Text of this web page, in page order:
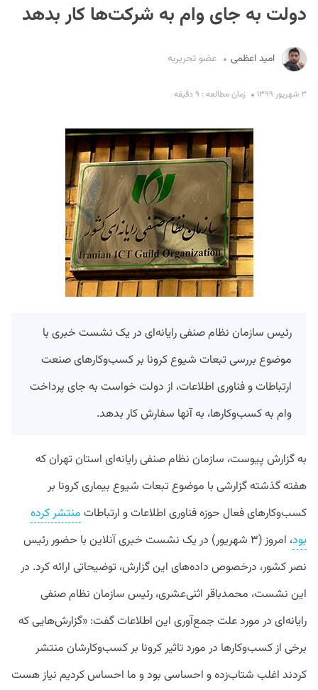
دولت به جای وام به شرکت‌ها کار بدهد
امید اعظمی عضو تحریریه
۳ شهریور ۱۳۹۹ زمان مطالعه : ۹ دقیقه
رئیس سازمان نظام صنفی رایانه‌ای در یک نشست خبری با
موضوع بررسی تبعات شیوع کرونا بر کسب‌وکارهای صنعت
ارتباطات و فناوری اطلاعات، از دولت خواست به جای پرداخت
وام به کسب‌وکارها، به آنها سفارش کار بدهد.
به گزارش پیوست، سازمان نظام صنفی رایانه‌ای استان تهران که
هفته گذشته گزارشی با موضوع تبعات شیوع بیماری کرونا بر
کسب‌وکار‌های فعال حوزه فناوری اطلاعات و ارتباطات منتشر کرده
بود
، امروز (۳ شهریور) در یک نشست خبری آنلاین با حضور رئیس
نصر کشور، درخصوص داده‌های این گزارش، توضیحاتی ارائه کرد. در
این نشست، محمدباقر اثنی‌عشری، رئیس سازمان نظام صنفی
رایانه‌ای در مورد علت جمع‌آوری این اطلاعات گفت: «گزارش‌هایی که
برخی از کسب‌وکار‌ها در مورد تاثیر کرونا بر کسب‌وکارشان منتشر
کردند اغلب شتاب‌زده و احساسی بود و ما احساس کردیم نیاز هست